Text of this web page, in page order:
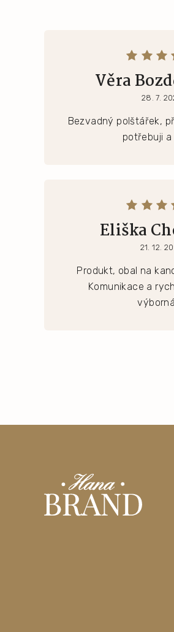
Věra
28. 7.
Bezvadný polštářek,
potřebuji a
Eliška
21. 12.
Produkt, obal na
Komunikace a